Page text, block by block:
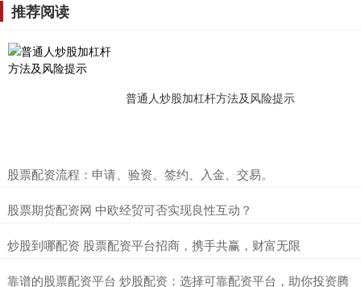
推荐阅读
普通人炒股加杠杆方法及风险提示
​股票配资流程：申请、验资、签约、入金、交易。
​股票期货配资网 中欧经贸可否实现良性互动？
​炒股到哪配资 股票配资平台招商，携手共赢，财富无限
​靠谱的股票配资平台 炒股配资：选择可靠配资平台，助你投资腾